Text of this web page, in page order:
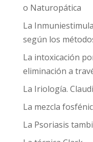
o Naturopática
La
según los
La intoxicación
eliminación a
La Iriología.
La mezcla
La Psoriasis